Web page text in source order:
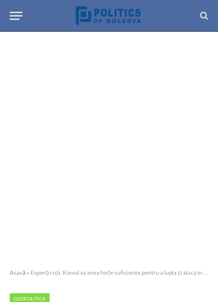
Acasă » Experți ruși: Kievul va avea forțe suficiente pentru a lupta și ataca în 2024
GEOPOLITICA